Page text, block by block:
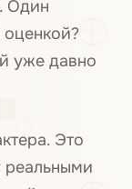
Один
уже давно
Это
реальными